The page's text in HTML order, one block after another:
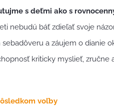
s deťmi ako s
nebudú báť zdieľať svoje
a záujem o dianie
kriticky myslieť,
voľby